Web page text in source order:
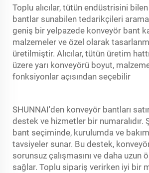
Toplu alıcılar, tütün endüstrisini
bantlar sunabilen tedarikçileri
geniş bir yelpazede konveyör bant
malzemeler ve özel olarak
üretilmiştir. Alıcılar, tütün üretim
üzere yarı konveyörü boyut,
fonksiyonlar açısından seçebilir
SHUNNAI'den konveyör bantları
destek ve hizmetler bir numaralıdır.
bant seçiminde, kurulumda ve
tavsiyeler sunar. Bu destek,
sorunsuz çalışmasını ve daha uzun
sağlar. Toplu sipariş verirken iyi bir